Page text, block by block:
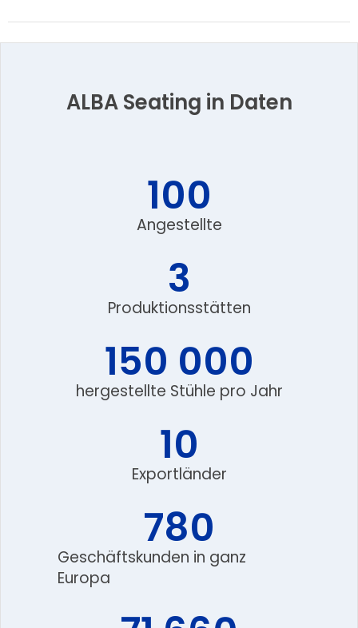
ALBA Seating in Daten
Angestellte
100
Produktionsstätten
3
hergestellte Stühle pro Jahr
150 000
Exportländer
10
Geschäftskunden in ganz
Europa
780